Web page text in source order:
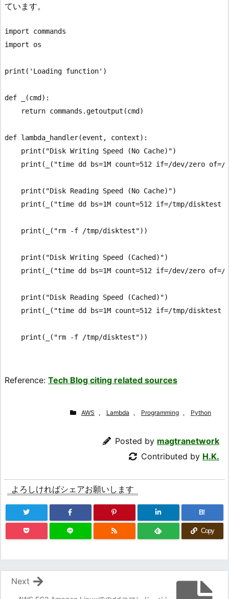
ています。
import commands
import os
print('Loading function')
def _(cmd):
    return commands.getoutput(cmd)
def lambda_handler(event, context):
    print("Disk Writing Speed (No Cache)")
print(_("time dd bs=1M count=512 if=/dev/zero
    print("Disk Reading Speed (No Cache)")
print(_("time dd bs=1M count=512 if=/tmp/disktest
    print(_("rm -f /tmp/disktest"))
    print("Disk Writing Speed (Cached)")
print(_("time dd bs=1M count=512 if=/dev/zero of=/
    print("Disk Reading Speed (Cached)")
print(_("time dd bs=1M count=512 if=/tmp/disktest
    print(_("rm -f /tmp/disktest"))
Reference: Tech Blog citing related sources
AWS , Lambda , Programming , Python
Posted by magtranetwork
Contributed by H.K.
よろしければシェアお願いします
B!
Copy
Next